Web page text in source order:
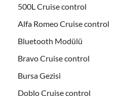
500L Cruise control
Alfa Romeo Cruise control
Bluetooth Modülü
Bravo Cruise control
Bursa Gezisi
Doblo Cruise control